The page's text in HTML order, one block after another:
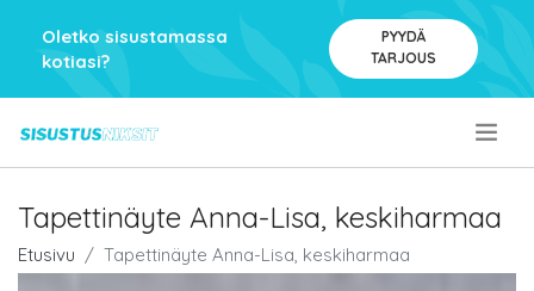
Oletko sisustamassa
kotiasi?
PYYDÄ
TARJOUS
Tapettinäyte Anna-Lisa, keskiharmaa
Etusivu Tapettinäyte Anna-Lisa, keskiharmaa